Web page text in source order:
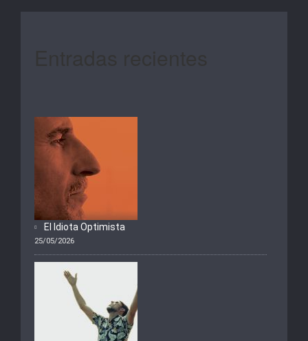
El Idiota Optimista
25/05/2026